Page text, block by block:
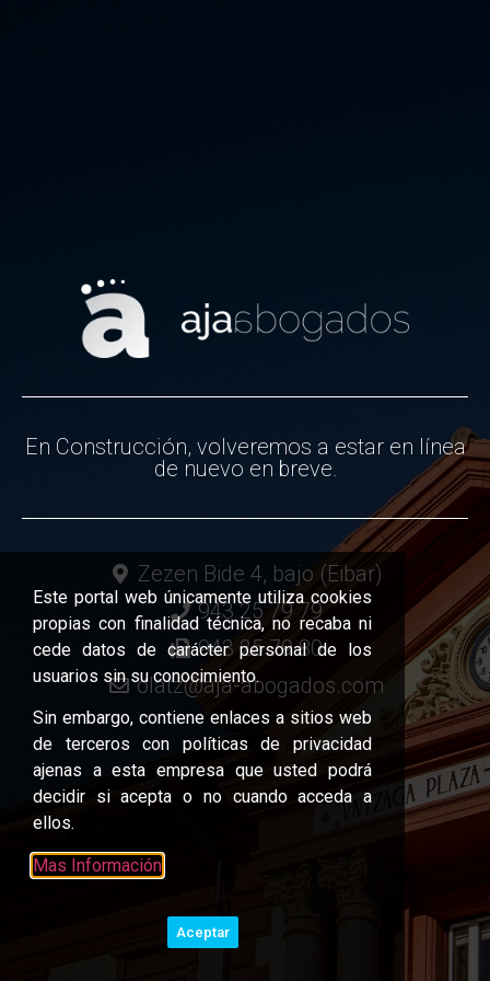
En Construcción, volveremos a estar en línea
de nuevo en breve.
Zezen Bide 4, bajo (Eibar)
943 25 79 79
943 25 79 80
olatz@aja-abogados.com
Este portal web únicamente utiliza cookies
propias con finalidad técnica, no recaba ni
cede datos de carácter personal de los
usuarios sin su conocimiento.
Sin embargo, contiene enlaces a sitios web
de terceros con políticas de privacidad
ajenas a esta empresa que usted podrá
decidir si acepta o no cuando acceda a
ellos.
Mas Información
Aceptar